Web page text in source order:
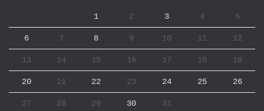
1 2 3 4 5
6 7 8 9 10 11 12
13 14 15 16 17 18 19
20 21 22 23 24 25 26
27 28 29 30
31